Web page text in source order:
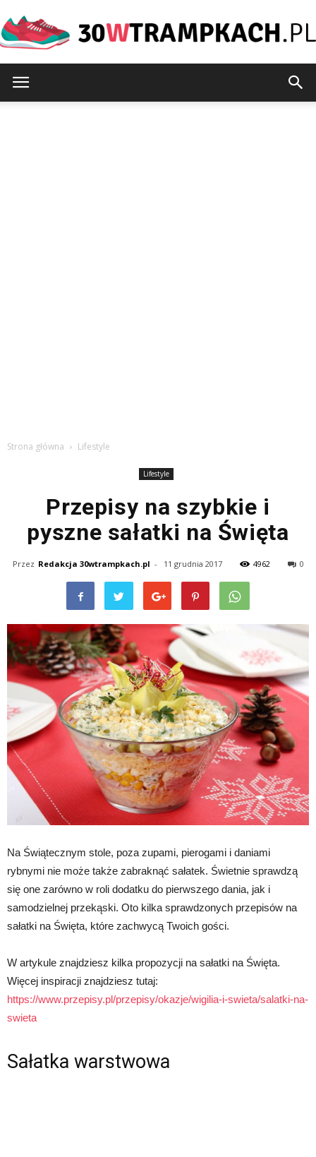
Strona główna Lifestyle
Lifestyle
Przepisy na szybkie i
pyszne sałatki na Święta
Przez Redakcja 30wtrampkach.pl - 11 grudnia 2017 4962 0
Na Świątecznym stole, poza zupami, pierogami i daniami
rybnymi nie może także zabraknąć sałatek. Świetnie sprawdzą
się one zarówno w roli dodatku do pierwszego dania, jak i
samodzielnej przekąski. Oto kilka sprawdzonych przepisów na
sałatki na Święta, które zachwycą Twoich gości.
W artykule znajdziesz kilka propozycji na sałatki na Święta.
Więcej inspiracji znajdziesz tutaj:
https://www.przepisy.pl/przepisy/okazje/wigilia-i-swieta/salatki-na-
swieta
Sałatka warstwowa